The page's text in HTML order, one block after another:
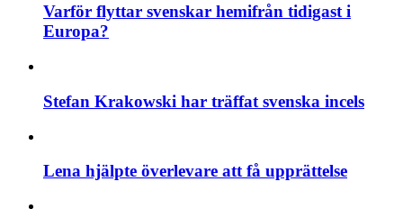
Varför flyttar svenskar hemifrån tidigast i
Europa?
Stefan Krakowski har träffat svenska incels
Lena hjälpte överlevare att få upprättelse